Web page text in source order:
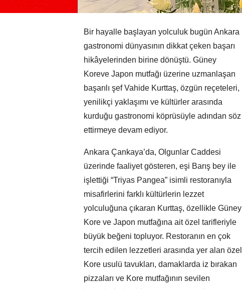
Bir hayalle başlayan yolculuk bugün Ankara
gastronomi dünyasının dikkat çeken başarı
hikâyelerinden birine dönüştü. Güney
Koreve Japon mutfağı üzerine uzmanlaşan
başarılı şef Vahide Kurttaş, özgün reçeteleri,
yenilikçi yaklaşımı ve kültürler arasında
kurduğu gastronomi köprüsüyle adından söz
ettirmeye devam ediyor.
Ankara Çankaya’da, Olgunlar Caddesi
üzerinde faaliyet gösteren, eşi Barış bey ile
işlettiği “Triyas Pangea” isimli restoranıyla
misafirlerini farklı kültürlerin lezzet
yolculuğuna çıkaran Kurttaş, özellikle Güney
Kore ve Japon mutfağına ait özel tarifleriyle
büyük beğeni topluyor. Restoranın en çok
tercih edilen lezzetleri arasında yer alan özel
Kore usulü tavukları, damaklarda iz bırakan
pizzaları ve Kore mutfağının sevilen